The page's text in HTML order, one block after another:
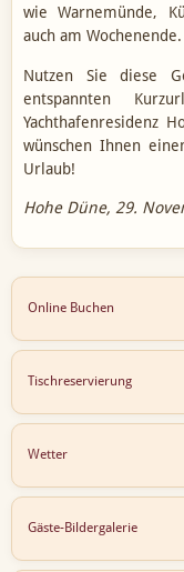
wie Warnemünde,
auch am Wochenende.
Nutzen Sie diese
entspannten
Yachthafenresidenz
wünschen Ihnen
Urlaub!
Hohe Düne, 29.
Online Buchen
Tischreservierung
Wetter
Gäste-Bildergalerie